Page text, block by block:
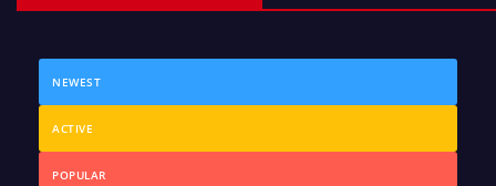
NEWEST
ACTIVE
POPULAR